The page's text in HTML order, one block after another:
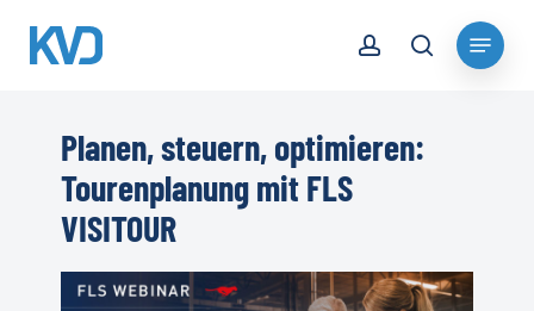
search
Menu
Planen, steuern, optimieren:
Tourenplanung mit FLS
VISITOUR
Close